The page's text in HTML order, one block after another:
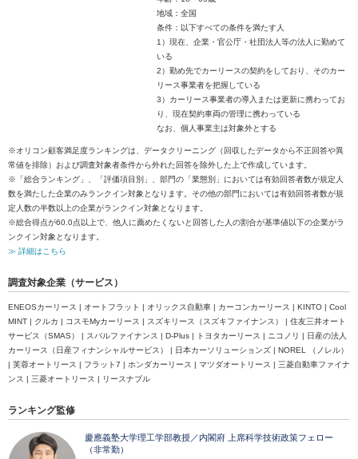
地域：全国
条件：以下すべての条件を満たす人
1）現在、企業・官公庁・社団法人等の法人に勤めて
いる
2）勤め先でカーリースの契約をしており、そのカー
リース事業者を把握している
3）カーリース事業者の導入または更新に携わってお
り、現在契約車両の管理に携わっている
なお、個人事業主は対象外とする
※オリコン顧客満足度ランキングは、データクリーニング（回収したデータから不正回答や異
常値を排除）および調査対象者条件から外れた回答を除外した上で作成しています。
※「総合ランキング」、「評価項目別」、部門の「業態別」においては有効回答者数が規定人
数を満たした企業のみランクイン対象となります。その他の部門においては有効回答者数が規
定人数の半数以上の企業がランクイン対象となります。
※総合得点が60.0点以上で、他人に薦めたくないと回答した人の割合が基準値以下の企業がラ
ンクイン対象となります。
≫ 詳細はこちら
調査対象企業（サービス）
ENEOSカーリース | オートフラット | オリックス自動車 | カーコンカーリース | KINTO | Cool
MINT | クルカ | コスモMyカーリース | スズキリース（スズキファイナンス） | 住友三井オート
サービス（SMAS） | スバルファイナンス | D‐Plus | トヨタカーリース | ニコノリ | 日産の法人
カーリース（日産フィナンシャルサービス） | 日本カーソリューションズ | NOREL （ノレル）
| 芙蓉オートリース | フラット7 | ホンダカーリース | マツダオートリース | 三菱自動車ファイナ
ンス | 三菱オートリース | リースナブル
ランキング監修
慶應義塾大学理工学部教授／内閣府 上席科学技術政策フェロー
（非常勤）